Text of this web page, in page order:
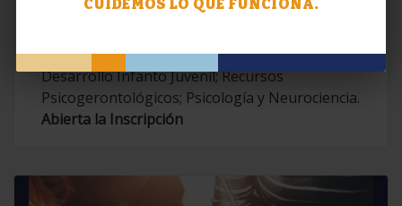
CUIDEMOS LO QUE FUNCIONA.
Contemporáneas; Problemáticas en el
Desarrollo Infanto Juvenil; Recursos
Psicogerontológicos; Psicología y Neurociencia.
Abierta la Inscripción